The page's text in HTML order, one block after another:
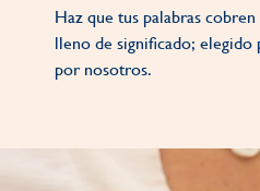
Haz que tus palabras
lleno de significado; elegido
por nosotros.